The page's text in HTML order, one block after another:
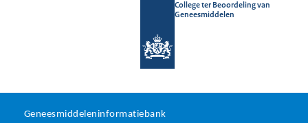
College ter Beoordeling van
Geneesmiddelen
U
Geneesmiddeleninformatiebank